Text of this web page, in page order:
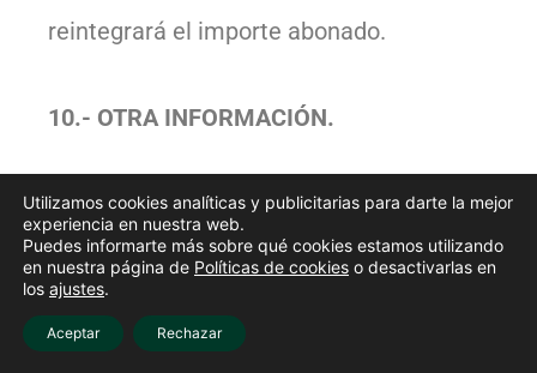
reintegrará el importe abonado.
10.- OTRA INFORMACIÓN.
Se podrá ampliar la información en
casos de extrema necesidad sobre el
campamento, organizado por la
Fundación Guardia Civil, en el teléfono
Utilizamos cookies analíticas y publicitarias para darte la mejor
experiencia en nuestra web.
Puedes informarte más sobre qué cookies estamos utilizando
en nuestra página de Políticas de cookies o desactivarlas en
los ajustes.
Aceptar Rechazar